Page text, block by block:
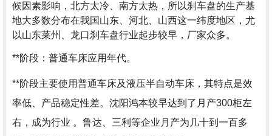
候因素影响，北方太冷、南方太热，所以刹车盘的生产基
地大多数分布在我国山东、河北、山西这一纬度地区，尤
以山东莱州、龙口刹车盘行业起步较早，厂家众多。
**阶段：普通车床应用年代。
**阶段主要使用普通车床及液压半自动车床，其特点是效
率低、产品稳定性差。沈阳鸿本较早达到了月产300柜左
右，成为行业 。鲁达、三利等企业月产为几十到一百多